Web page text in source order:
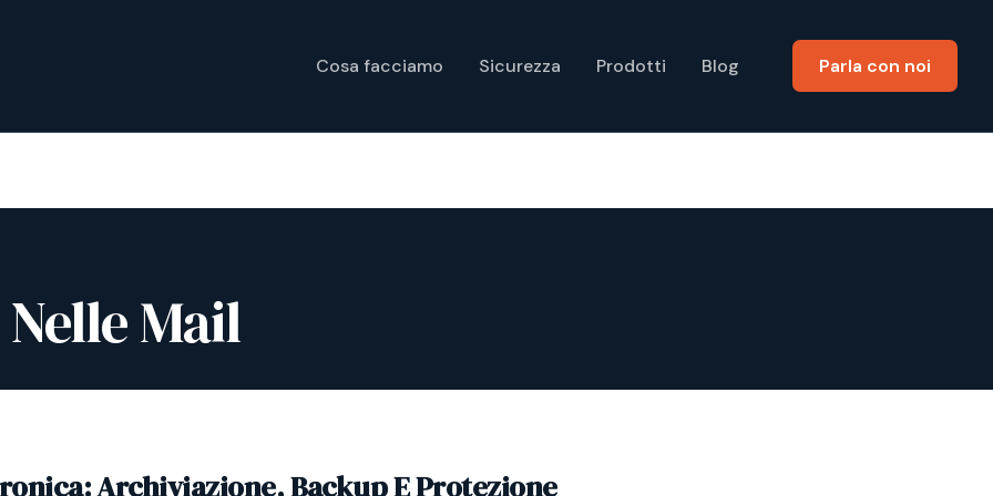
Cosa facciamo Sicurezza Prodotti Blog Parla con noi
Mail
Archiviazione, Backup E Protezione